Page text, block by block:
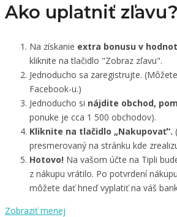
Ako uplatniť zľavu?
Na získanie extra bonusu v
kliknite na tlačidlo "Zobraz zľavu".
Jednoducho sa zaregistrujte.
Facebook-u.)
Jednoducho si nájdite obchod,
ponuke je cca 1 500 obchodov).
Kliknite na tlačidlo „Nakupovať“.
presmerovaný na stránku kde
Hotovo! Na vašom účte na Tipli
z nákupu vrátilo. Po potvrdení
môžete dať hneď vyplatiť na váš
Zobraziť menej